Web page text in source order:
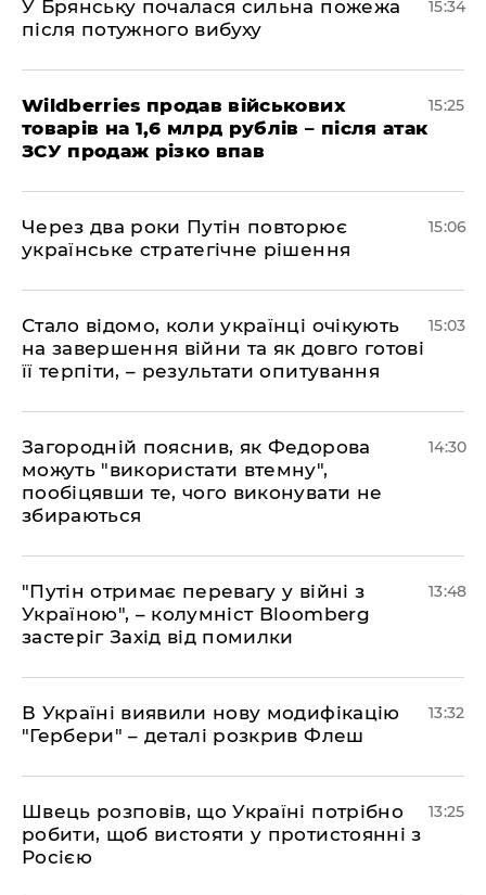
У Брянську почалася сильна пожежа
після потужного вибуху
15:34
Wildberries продав військових
товарів на 1,6 млрд рублів – після атак
ЗСУ продаж різко впав
15:25
Через два роки Путін повторює
українське стратегічне рішення
15:06
Стало відомо, коли українці очікують
на завершення війни та як довго готові
її терпіти, – результати опитування
15:03
Загородній пояснив, як Федорова
можуть "використати втемну",
пообіцявши те, чого виконувати не
збираються
14:30
"Путін отримає перевагу у війні з
Україною", – колумніст Bloomberg
застеріг Захід від помилки
13:48
В Україні виявили нову модифікацію
"Гербери" – деталі розкрив Флеш
13:32
Швець розповів, що Україні потрібно
робити, щоб вистояти у протистоянні з
Росією
13:25